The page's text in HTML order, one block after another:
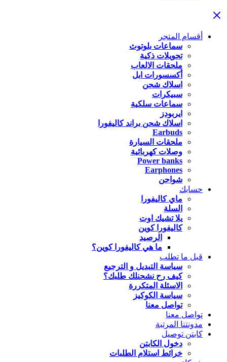
أقسام المتجر
سماعات بلوتوث
تحويلات ذكية
ملحقات الالعاب
أكسسورات ابل
اسلاك شحن
سبيكرات
سماعات سلكية
ايربودز
اسلاك شحن براند كاليفورا
Earbuds
ملحقات السيارة
وصلات كهربائية
Power banks
Earphones
شواحن
حسابك
ماي كاليفورا
السلة
يلا تشيك اوت
كاليفورا كوين
الرصيد
ما هي كاليفورا كوين؟
قبل ما تطلب
سياسة التبديل و الترجيع
كيف رح نشحنلك طلبك؟
الاسئلة المتكررة
سياسة الكوكيز
تواصل معنا
تواصل معنا
مدونتنا المرتبة
كابتن توصيل
دخول الكابتن
خرائط استلام الطلبات